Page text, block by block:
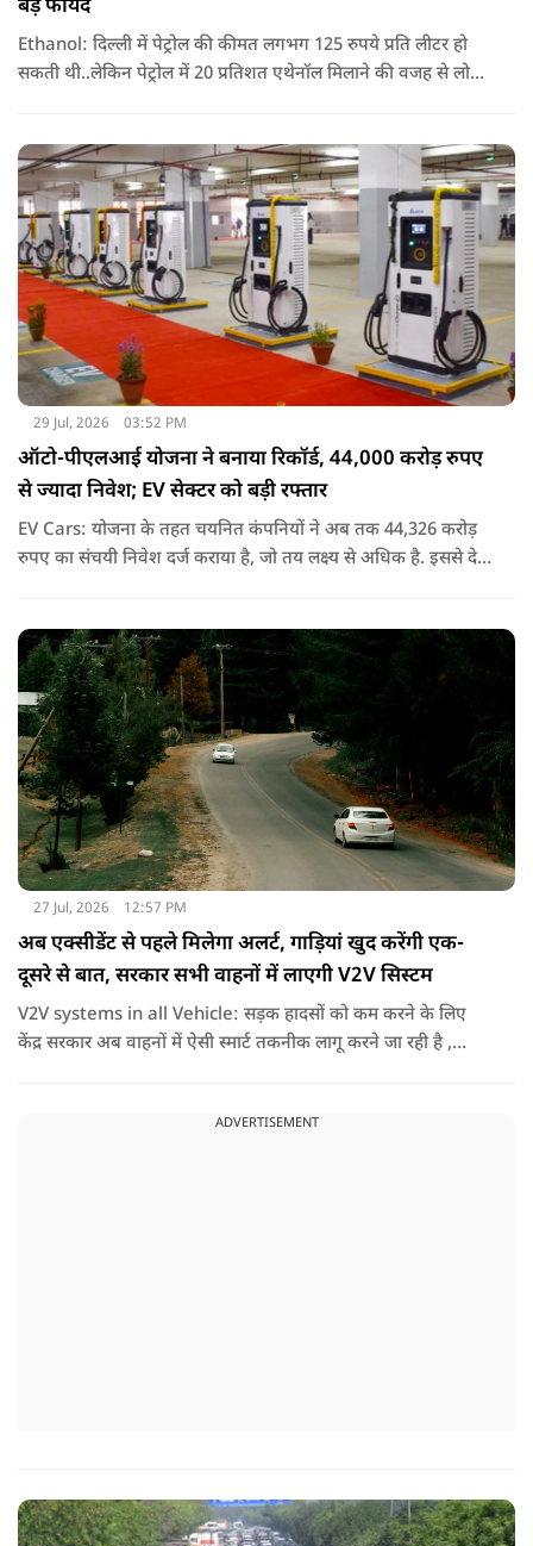
बड़े फायदे
Ethanol: दिल्ली में पेट्रोल की कीमत लगभग 125 रुपये प्रति लीटर हो
सकती थी..लेकिन पेट्रोल में 20 प्रतिशत एथेनॉल मिलाने की वजह से लोगों
30 रुपये तक की बचत हुई.
29 Jul, 2026 03:52 PM
ऑटो-पीएलआई योजना ने बनाया रिकॉर्ड, 44,000 करोड़ रुपए
से ज्यादा निवेश; EV सेक्टर को बड़ी रफ्तार
EV Cars: योजना के तहत चयनित कंपनियों ने अब तक 44,326 करोड़
रुपए का संचयी निवेश दर्ज कराया है, जो तय लक्ष्य से अधिक है. इससे देश
27 Jul, 2026 12:57 PM
अब एक्सीडेंट से पहले मिलेगा अलर्ट, गाड़ियां खुद करेंगी एक-
दूसरे से बात, सरकार सभी वाहनों में लाएगी V2V सिस्टम
V2V systems in all Vehicle: सड़क हादसों को कम करने के लिए
केंद्र सरकार अब वाहनों में ऐसी स्मार्ट तकनीक लागू करने जा रही है ,
ADVERTISEMENT